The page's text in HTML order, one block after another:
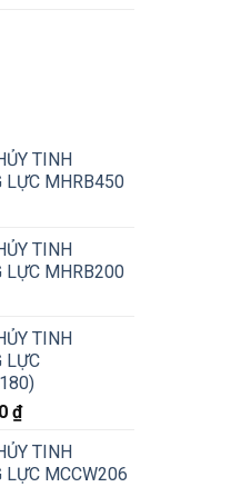
TINH
LỰC MHRB450
TINH
LỰC MHRB200
TINH
LỰC
₫
TINH
LỰC MCCW206